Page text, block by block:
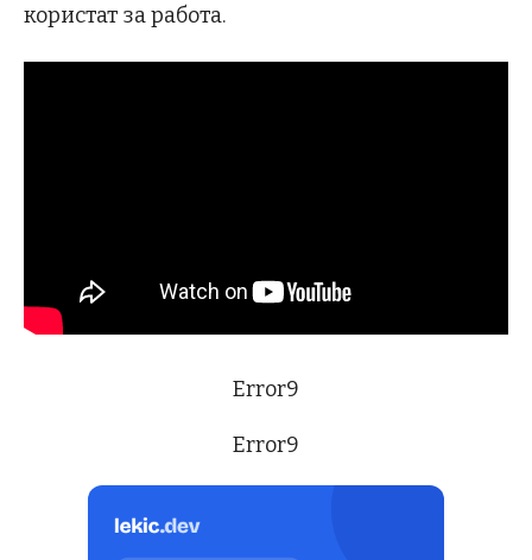
користат за работа.
Error9
Error9